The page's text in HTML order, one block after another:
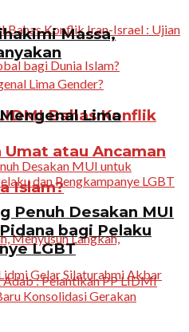
Bahas Konflik
Umat atau Ancaman
Islam?
Massa,
Lima
Penuh Desakan MUI
bagi Pelaku
LGBT